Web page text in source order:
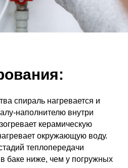
спираль нагревается и
наполнителю внутри
керамическую
окружающую воду.
теплопередачи
баке ниже, чем у погружных